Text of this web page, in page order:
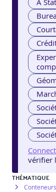
À
vérifier
THÉMATIQUE